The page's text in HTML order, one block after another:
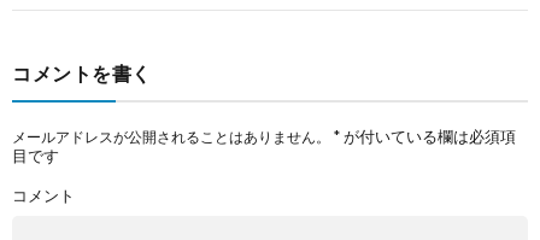
コメントを書く
メールアドレスが公開されることはありません。 *が付いている欄は必須項
目です
コメント